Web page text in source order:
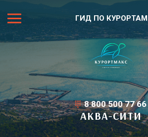
ГИД ПО КУРОРТАМ
8 800 500 77 66
АКВА-СИТИ